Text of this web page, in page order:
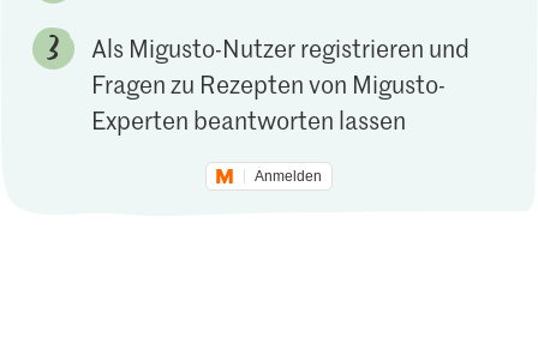
Als Migusto-Nutzer registrieren und
Fragen zu Rezepten von Migusto-
Experten beantworten lassen
Anmelden